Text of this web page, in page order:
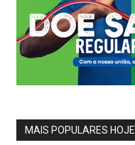
MAIS POPULARES HOJE